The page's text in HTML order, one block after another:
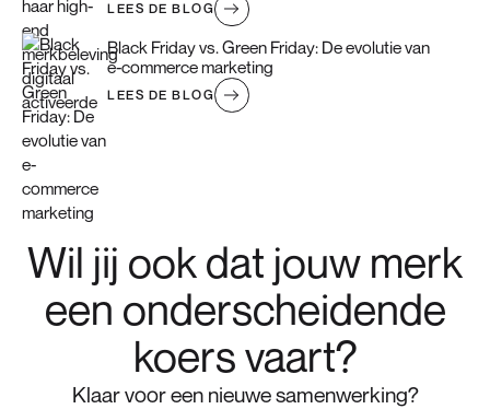
LEES DE BLOG
Black Friday vs. Green Friday: De evolutie van
e-commerce marketing
LEES DE BLOG
Wil jij ook dat jouw merk
een onderscheidende
koers vaart?
Klaar voor een nieuwe samenwerking?